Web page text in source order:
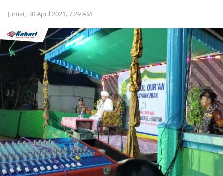
Jumat, 30 April 2021, 7:29 AM